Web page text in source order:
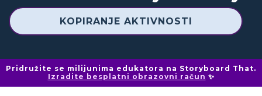
KOPIRANJE AKTIVNOSTI
Pridružite se milijunima edukatora na Storyboard That.
Izradite besplatni obrazovni račun ✨